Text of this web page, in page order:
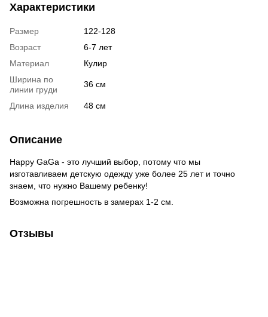
Характеристики
Размер
122-128
Возраст
6-7 лет
Материал
Кулир
Ширина по
линии груди
36 см
Длина изделия 48 см
Описание
Happy GaGa - это лучший выбор, потому что мы
изготавливаем детскую одежду уже более 25 лет и точно
знаем, что нужно Вашему ребенку!
Возможна погрешность в замерах 1-2 см.
Отзывы